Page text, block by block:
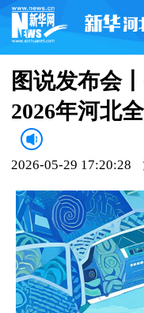
图说发布会
2026年河北
2026-05-29 17:20:28